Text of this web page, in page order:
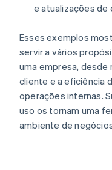
e atualizações de
Esses exemplos
servir a vários
uma empresa, desde
cliente e a eficiência
operações internas.
uso os tornam uma
ambiente de